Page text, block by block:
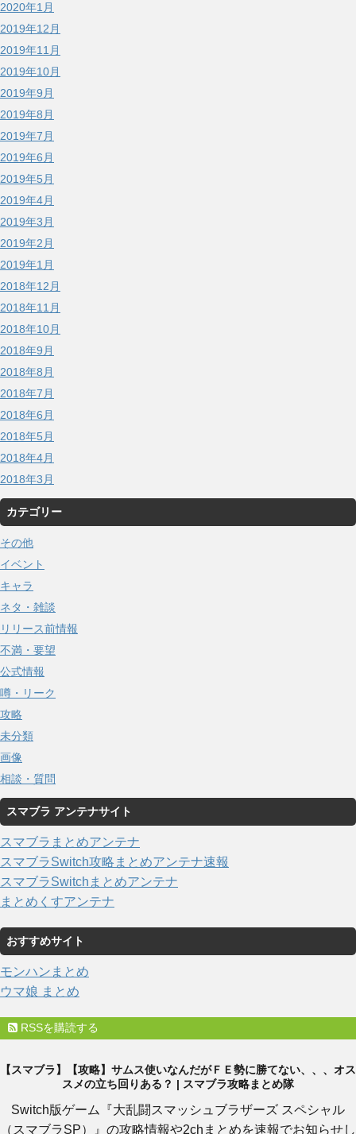
2020年1月
2019年12月
2019年11月
2019年10月
2019年9月
2019年8月
2019年7月
2019年6月
2019年5月
2019年4月
2019年3月
2019年2月
2019年1月
2018年12月
2018年11月
2018年10月
2018年9月
2018年8月
2018年7月
2018年6月
2018年5月
2018年4月
2018年3月
カテゴリー
その他
イベント
キャラ
ネタ・雑談
リリース前情報
不満・要望
公式情報
噂・リーク
攻略
未分類
画像
相談・質問
スマブラ アンテナサイト
スマブラまとめアンテナ
スマブラSwitch攻略まとめアンテナ速報
スマブラSwitchまとめアンテナ
まとめくすアンテナ
おすすめサイト
モンハンまとめ
ウマ娘 まとめ
RSSを購読する
【スマブラ】【攻略】サムス使いなんだがＦＥ勢に勝てない、、、オス
スメの立ち回りある？ | スマブラ攻略まとめ隊
Switch版ゲーム『大乱闘スマッシュブラザーズ スペシャル
（スマブラSP）』の攻略情報や2chまとめを速報でお知らせし